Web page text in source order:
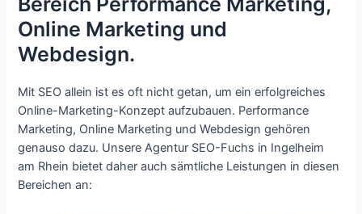
Online Marketing und
Webdesign.
Mit SEO allein ist es oft nicht getan, um ein erfolgreiches
Online-Marketing-Konzept aufzubauen. Performance
Marketing, Online Marketing und Webdesign gehören
genauso dazu. Unsere Agentur SEO-Fuchs in Ingelheim
am Rhein bietet daher auch sämtliche Leistungen in diesen
Bereichen an: